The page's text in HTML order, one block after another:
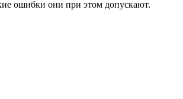
ошибки они при этом допускают.